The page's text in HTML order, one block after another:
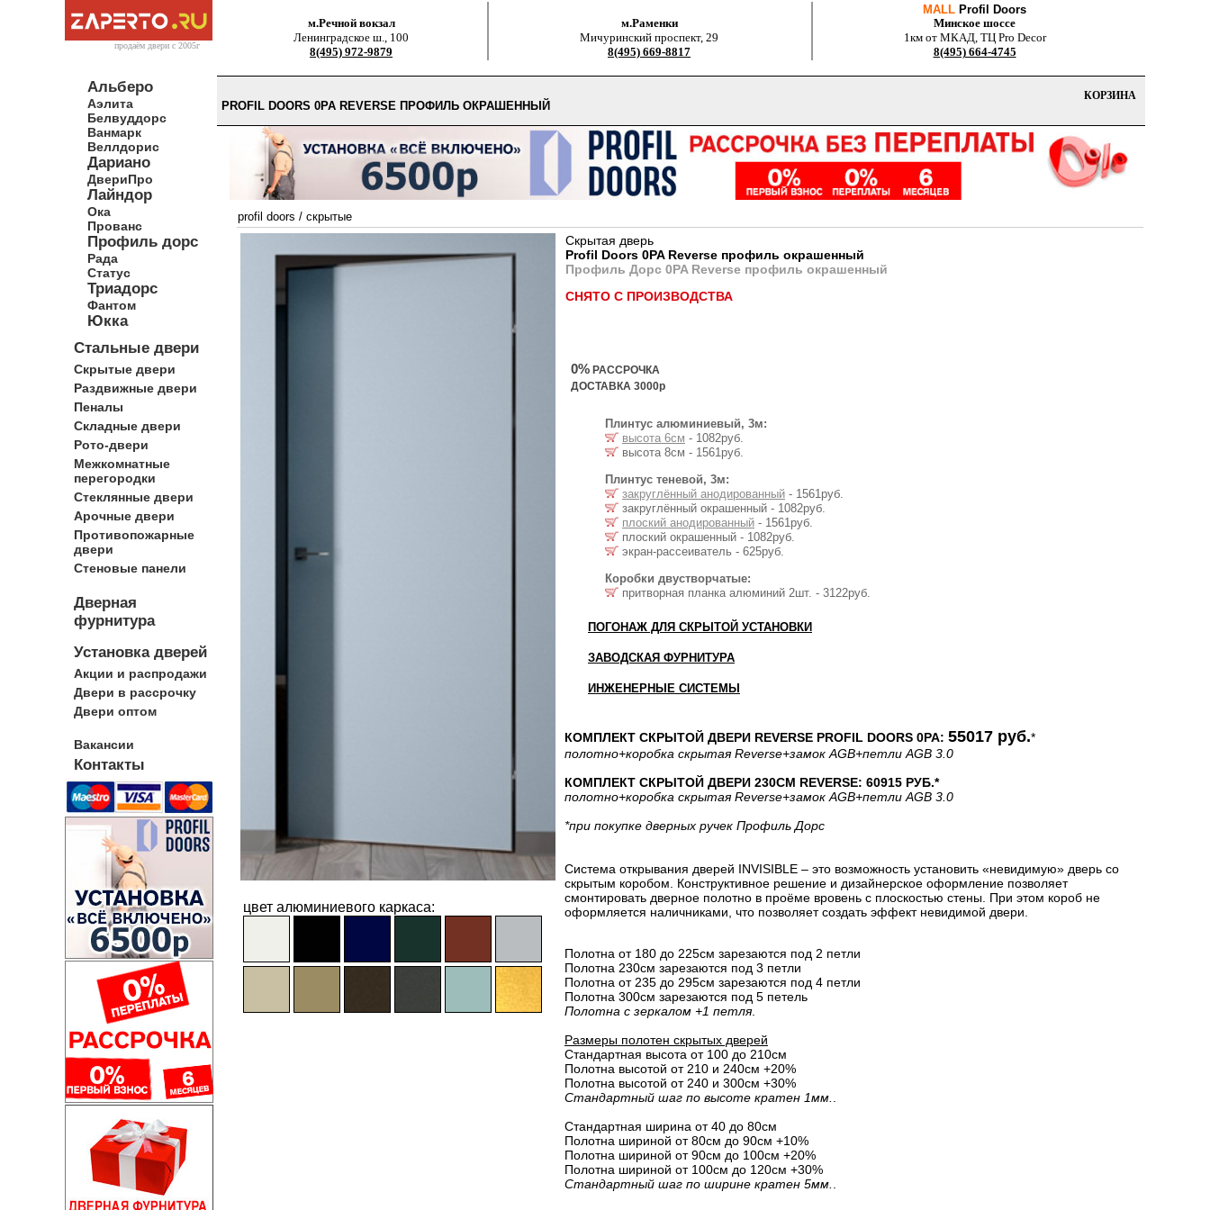
продаём двери c 2005г
Альберо
Аэлита
Белвуддорс
Ванмарк
Веллдорис
Дариано
ДвериПро
Лайндор
Ока
Прованс
Профиль дорс
Рада
Статус
Триадорс
Фантом
Юкка
Стальные двери
Скрытые двери
Раздвижные двери
Пеналы
Складные двери
Рото-двери
Межкомнатные
перегородки
Стеклянные двери
Арочные двери
Противопожарные
двери
Стеновые панели
Дверная
фурнитура
Установка дверей
Акции и распродажи
Двери в рассрочку
Двери оптом
Вакансии
Контакты
м.Речной вокзал
Ленинградское ш., 100
8(495) 972-9879
м.Раменки
Мичуринский проспект, 29
8(495) 669-8817
MALL Profil Doors
Минское шоссе
1км от МКАД, ТЦ Pro Decor
8(495) 664-4745
КОРЗИНА
PROFIL DOORS 0PA REVERSE ПРОФИЛЬ ОКРАШЕННЫЙ
profil doors / скрытые
цвет алюминиевого каркаса:
Скрытая дверь
Profil Doors 0PA Reverse профиль окрашенный
Профиль Дорс 0PA Reverse профиль окрашенный
СНЯТО С ПРОИЗВОДСТВА
0% РАССРОЧКА
ДОСТАВКА 3000р
Плинтус алюминиевый, 3м:
высота 6см - 1082руб.
высота 8см - 1561руб.
Плинтус теневой, 3м:
закруглённый анодированный - 1561руб.
закруглённый окрашенный - 1082руб.
плоский анодированный - 1561руб.
плоский окрашенный - 1082руб.
экран-рассеиватель - 625руб.
Коробки двустворчатые:
притворная планка алюминий 2шт. - 3122руб.
ПОГОНАЖ ДЛЯ СКРЫТОЙ УСТАНОВКИ
ЗАВОДСКАЯ ФУРНИТУРА
ИНЖЕНЕРНЫЕ СИСТЕМЫ
КОМПЛЕКТ СКРЫТОЙ ДВЕРИ REVERSE PROFIL DOORS 0PA: 55017 руб.*
полотно+коробка скрытая Reverse+замок AGB+петли AGB 3.0
КОМПЛЕКТ СКРЫТОЙ ДВЕРИ 230СМ REVERSE: 60915 РУБ.*
полотно+коробка скрытая Reverse+замок AGB+петли AGB 3.0
*при покупке дверных ручек Профиль Дорс
Система открывания дверей INVISIBLE – это возможность установить «невидимую» дверь со
скрытым коробом. Конструктивное решение и дизайнерское оформление позволяет
смонтировать дверное полотно в проёме вровень с плоскостью стены. При этом короб не
оформляется наличниками, что позволяет создать эффект невидимой двери.
Полотна от 180 до 225см зарезаются под 2 петли
Полотна 230см зарезаются под 3 петли
Полотна от 235 до 295см зарезаются под 4 петли
Полотна 300см зарезаются под 5 петель
Полотна с зеркалом +1 петля.
Размеры полотен скрытых дверей
Стандартная высота от 100 до 210см
Полотна высотой от 210 и 240см +20%
Полотна высотой от 240 и 300см +30%
Стандартный шаг по высоте кратен 1мм.
Стандартная ширина от 40 до 80см
Полотна шириной от 80cм до 90cм +10%
Полотна шириной от 90cм до 100cм +20%
Полотна шириной от 100cм до 120cм +30%
Стандартный шаг по ширине кратен 5мм.